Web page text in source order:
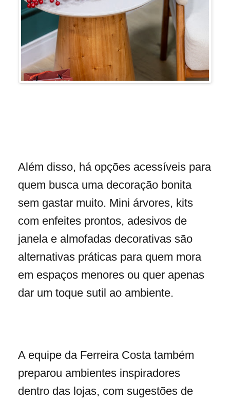
Além disso, há opções acessíveis para
quem busca uma decoração bonita
sem gastar muito. Mini árvores, kits
com enfeites prontos, adesivos de
janela e almofadas decorativas são
alternativas práticas para quem mora
em espaços menores ou quer apenas
dar um toque sutil ao ambiente.
A equipe da Ferreira Costa também
preparou ambientes inspiradores
dentro das lojas, com sugestões de